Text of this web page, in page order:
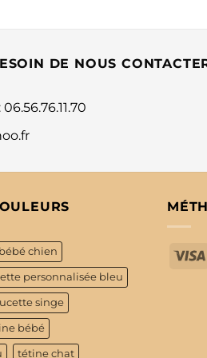
DE NOUS
06.56.76.11.70
chien
personnalisée bleu
singe
bébé
tétine chat